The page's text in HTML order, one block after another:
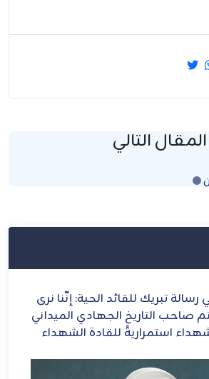
المقال التالي
Loading...
نرى
الشيخ قاسم: إيران